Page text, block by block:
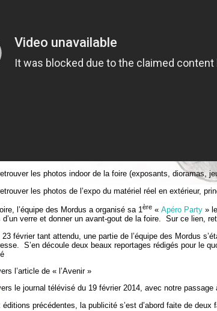
les photos indoor de la foire (exposants, dioramas,
les photos de l’expo du matériel réel en extérieur,
l’équipe des Mordus a organisé sa 1ère « Apéro Party »
d’un verre et donner un avant-gout de la foire. Sur ce lien,
février tant attendu, une partie de l’équipe des Mordus
S’en découle deux beaux reportages rédigés pour le
l’article de « l’Avenir »
le journal télévisé du 19 février 2014, avec notre
précédentes, la publicité s’est d’abord faite de deux